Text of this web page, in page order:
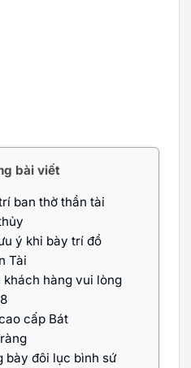
bài viết
ban thờ thần tài
ý khi bày trí đồ
Tài
khách hàng vui lòng
cấp Bát
bày đôi lục bình sứ